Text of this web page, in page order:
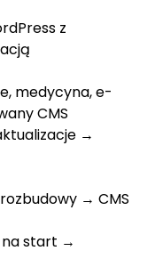
z
medycyna, e-
CMS
→
→ CMS
na start →